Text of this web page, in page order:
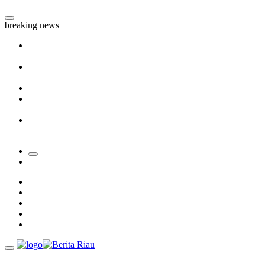
breaking news